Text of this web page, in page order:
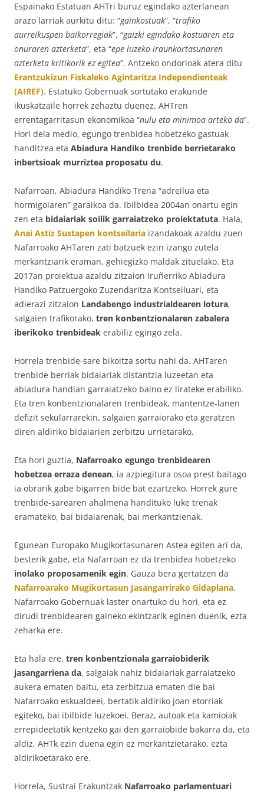
Espainako Estatuan AHTri buruz egindako azterlanean
arazo larriak aurkitu ditu: “gainkostuak”, “trafiko
aurreikuspen baikorregiak”, “gaizki egindako kostuaren eta
onuraren azterketa”, eta “epe luzeko iraunkortasunaren
azterketa kritikorik ez egitea”. Antzeko ondorioak atera ditu
Erantzukizun Fiskaleko Agintaritza Independienteak
(AIREF). Estatuko Gobernuak sortutako erakunde
ikuskatzaile horrek zehaztu duenez, AHTren
errentagarritasun ekonomikoa “nulu eta minimoa arteko da”.
Hori dela medio, egungo trenbidea hobetzeko gastuak
handitzea eta Abiadura Handiko trenbide berrietarako
inbertsioak murriztea proposatu du.
Nafarroan, Abiadura Handiko Trena “adreilua eta
hormigoiaren” garaikoa da. Ibilbidea 2004an onartu egin
zen eta bidaiariak soilik garraiatzeko proiektatuta. Hala,
Anai Astiz Sustapen kontseilaria izandakoak azaldu zuen
Nafarroako AHTaren zati batzuek ezin izango zutela
merkantziarik eraman, gehiegizko maldak zituelako. Eta
2017an proiektua azaldu zitzaion Iruñerriko Abiadura
Handiko Patzuergoko Zuzendaritza Kontseiluari, eta
adierazi zitzaion Landabengo industrialdearen lotura,
salgaien trafikorako, tren konbentzionalaren zabalera
iberikoko trenbideak erabiliz egingo zela.
Horrela trenbide-sare bikoitza sortu nahi da. AHTaren
trenbide berriak bidaiariak distantzia luzeetan eta
abiadura handian garraiatzeko baino ez lirateke erabiliko.
Eta tren konbentzionalaren trenbideak, mantentze-lanen
defizit sekularrarekin, salgaien garraiorako eta geratzen
diren aldiriko bidaiarien zerbitzu urrietarako.
Eta hori guztia, Nafarroako egungo trenbidearen
hobetzea erraza denean, ia azpiegitura osoa prest baitago
ia obrarik gabe bigarren bide bat ezartzeko. Horrek gure
trenbide-sarearen ahalmena handituko luke trenak
eramateko, bai bidaiarenak, bai merkantzienak.
Egunean Europako Mugikortasunaren Astea egiten ari da,
besterik gabe, eta Nafarroan ez da trenbidea hobetzeko
inolako proposamenik egin. Gauza bera gertatzen da
Nafarroarako Mugikortasun Jasangarrirako Gidaplana.
Nafarroako Gobernuak laster onartuko du hori, eta ez
dirudi trenbidearen gaineko ekintzarik eginen duenik, ezta
zeharka ere.
Eta hala ere, tren konbentzionala garraiobiderik
jasangarriena da, salgaiak nahiz bidaiariak garraiatzeko
aukera ematen baitu, eta zerbitzua ematen die bai
Nafarroako eskualdeei, bertatik aldiriko joan etorriak
egiteko, bai ibilbide luzekoei. Beraz, autoak eta kamioiak
errepideetatik kentzeko gai den garraiobide bakarra da, eta
aldiz, AHTk ezin duena egin ez merkantzietarako, ezta
aldirikoetarako ere.
Horrela, Sustrai Erakuntzak Nafarroako parlamentuari